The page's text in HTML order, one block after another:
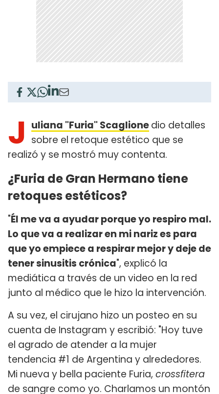
J uliana "Furia" Scaglionedio detalles
sobre el retoque estético que se
realizó y se mostró muy contenta.
¿Furia de Gran Hermano tiene
retoques estéticos?
"Él me va a ayudar porque yo respiro mal.
Lo que va a realizar en mi nariz es para
que yo empiece a respirar mejor y deje de
tener sinusitis crónica", explicó la
mediática a través de un video en la red
junto al médico que le hizo la intervención.
A su vez, el cirujano hizo un posteo en su
cuenta de Instagram y escribió: "Hoy tuve
el agrado de atender a la mujer
tendencia #1 de Argentina y alrededores.
Mi nueva y bella paciente Furia, crossfitera
de sangre como yo. Charlamos un montón